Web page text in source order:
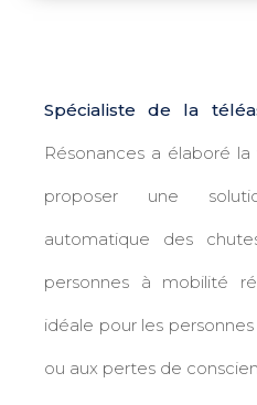
Spécialiste de la
Résonances a élaboré la
proposer une
automatique des
personnes à mobilité
idéale pour les
ou aux pertes de